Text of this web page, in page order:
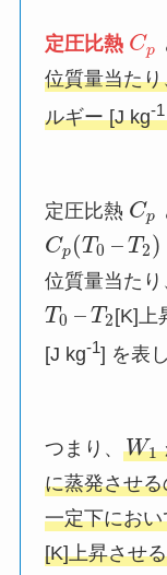
定圧比熱 Cp
位質量当た
ルギー [J kg-1
定圧比熱 Cp
Cp (T0 –T2)
位質量当た
T0 –T2[K]上
[J kg-1] を表
つまり、W1
に蒸発させ
一定下にお
[K]上昇させ